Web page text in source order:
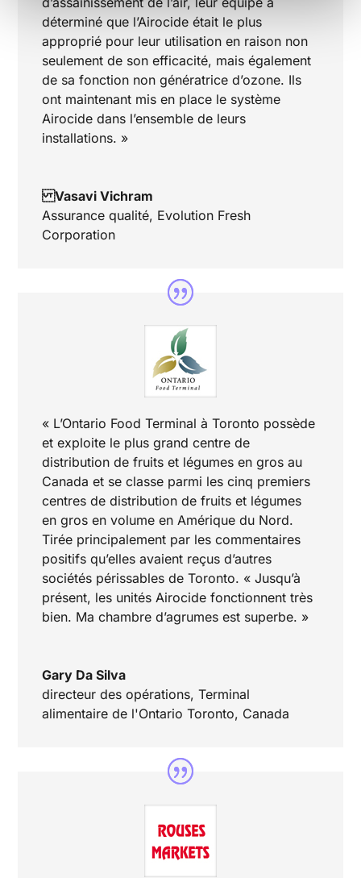
déterminé que l’Airocide était le plus
approprié pour leur utilisation en raison non
seulement de son efficacité, mais également
de sa fonction non génératrice d’ozone. Ils
ont maintenant mis en place le système
Airocide dans l’ensemble de leurs
installations. »
Vasavi Vichram
Assurance qualité, Evolution Fresh
Corporation
« L’Ontario Food Terminal à Toronto possède
et exploite le plus grand centre de
distribution de fruits et légumes en gros au
Canada et se classe parmi les cinq premiers
centres de distribution de fruits et légumes
en gros en volume en Amérique du Nord.
Tirée principalement par les commentaires
positifs qu’elles avaient reçus d’autres
sociétés périssables de Toronto. « Jusqu’à
présent, les unités Airocide fonctionnent très
bien. Ma chambre d’agrumes est superbe. »
Gary Da Silva
directeur des opérations, Terminal
alimentaire de l'Ontario Toronto, Canada